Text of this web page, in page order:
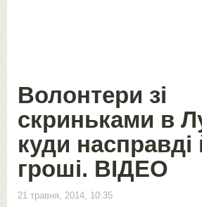
Волонтери зі
скриньками в
куди насправді
гроші. ВІДЕО
21 травня, 2014, 10:35